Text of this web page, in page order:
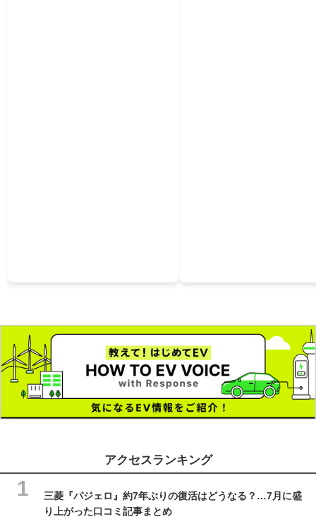
アクセスランキング
三菱『パジェロ』約7年ぶりの復活はどうなる？…7月に盛
り上がった口コミ記事まとめ